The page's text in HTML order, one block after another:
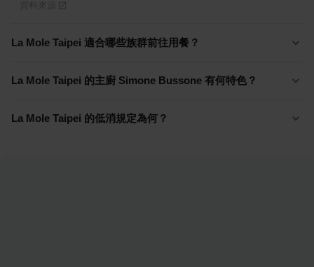
La Mole Taipei 適合哪些族群前往用餐？
La Mole Taipei 的主廚 Simone Bussone 有何特色？
La Mole Taipei 的低消規定為何？